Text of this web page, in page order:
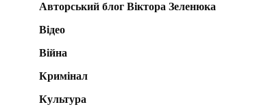
Авторський блог Віктора Зеленюка
Відео
Війна
Кримінал
Культура